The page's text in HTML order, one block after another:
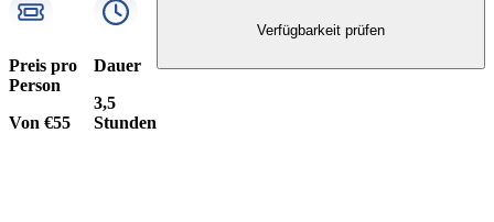
Preis pro
Person
Von €55
Dauer
3,5
Stunden
Verfügbarkeit prüfen